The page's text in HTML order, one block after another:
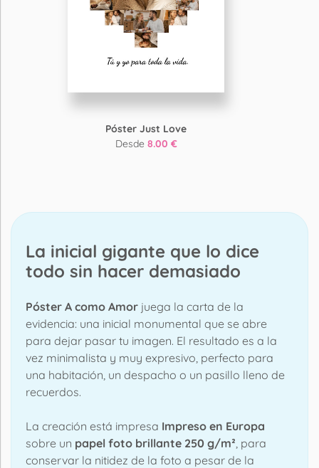
Póster Just Love
Desde 8.00 €
La inicial gigante que lo dice
todo sin hacer demasiado
Póster A como Amor juega la carta de la
evidencia: una inicial monumental que se abre
para dejar pasar tu imagen. El resultado es a la
vez minimalista y muy expresivo, perfecto para
una habitación, un despacho o un pasillo lleno de
recuerdos.
La creación está impresa Impreso en Europa
sobre un papel foto brillante 250 g/m² , para
conservar la nitidez de la foto a pesar de la